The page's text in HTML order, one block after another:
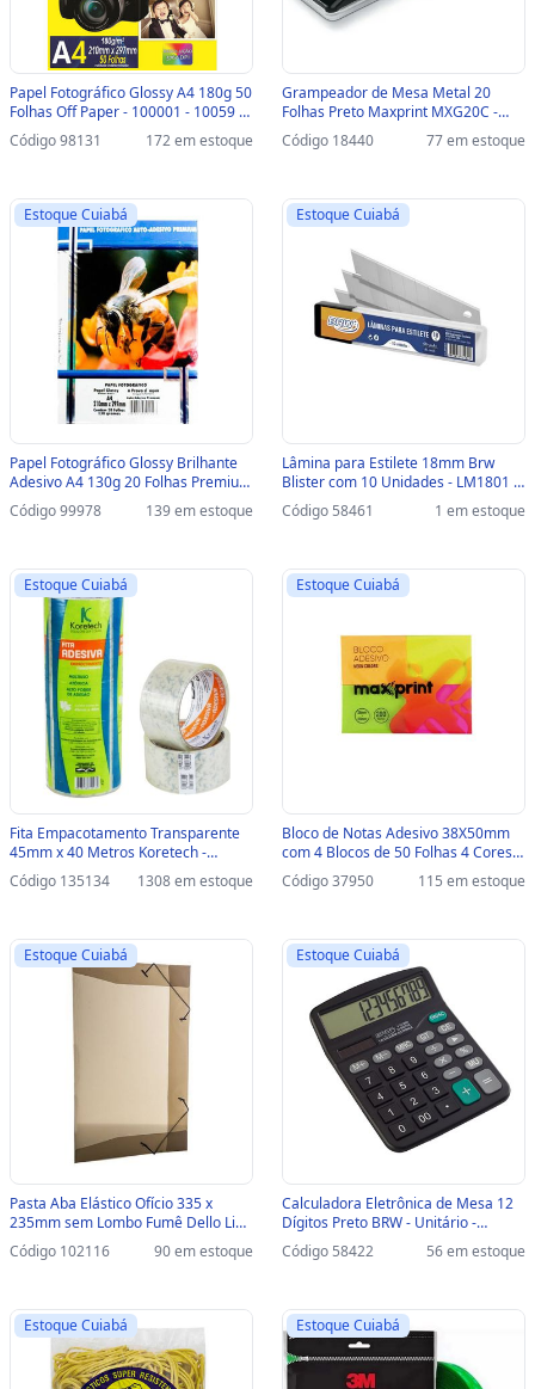
Papel Fotográfico Glossy A4 180g 50
Folhas Off Paper - 100001 - 10059 -
100001
Código 98131 172 em estoque
Grampeador de Mesa Metal 20
Folhas Preto Maxprint MXG20C -
Unitário - 714465 - 714465
Código 18440 77 em estoque
Estoque Cuiabá
Papel Fotográfico Glossy Brilhante
Adesivo A4 130g 20 Folhas Premium
Masterprint - 302010060 -
302010060
Código 99978 139 em estoque
Estoque Cuiabá
Lâmina para Estilete 18mm Brw
Blister com 10 Unidades - LM1801 -
LM1801
Código 58461 1 em estoque
Estoque Cuiabá
Fita Empacotamento Transparente
45mm x 40 Metros Koretech -
Pacote com 5 Unidades -
12.10.4.0046 - 12.10.4.0046
Código 135134 1308 em estoque
Estoque Cuiabá
Bloco de Notas Adesivo 38X50mm
com 4 Blocos de 50 Folhas 4 Cores -
Maxprint - 741705 - 741705
Código 37950 115 em estoque
Estoque Cuiabá
Pasta Aba Elástico Ofício 335 x
235mm sem Lombo Fumê Dello Line
- Unitário - 0254.I.0050 - 0254.I.0050
Código 102116 90 em estoque
Estoque Cuiabá
Calculadora Eletrônica de Mesa 12
Dígitos Preto BRW - Unitário -
CC3000 - CC3000
Código 58422 56 em estoque
Estoque Cuiabá Estoque Cuiabá